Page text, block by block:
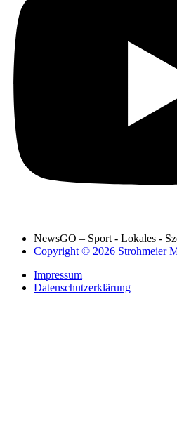
NewsGO – Sport - Lokales -
Copyright © 2026 Strohmeier
Impressum
Datenschutzerklärung